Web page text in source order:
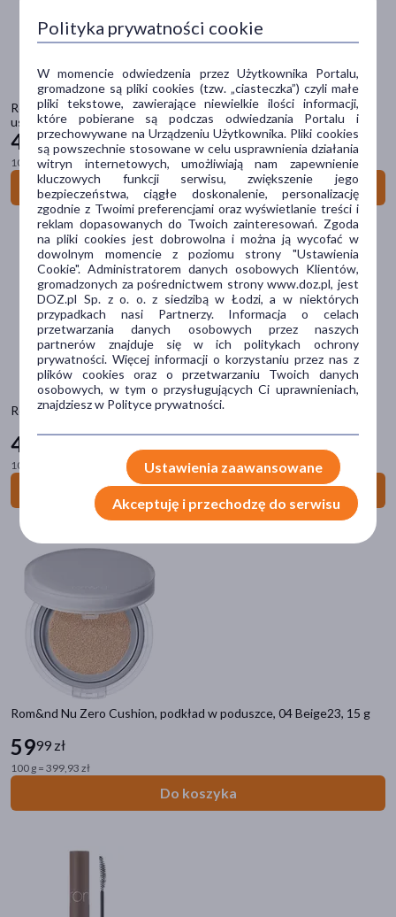
Rom&nd Juicy Lasting Tint, mocno napigmentowany błyszczyk do
ust, 11 Pink Pumpkin, 5,5 g
42 99 zł
100 g = 859,80 zł
Do koszyka
Rom&nd Glasting Color Gloss, błyszczyk do ust, 05 Dim Mauve, 4 g
42
100 g = 1 074,75 zł
Do koszyka
Rom&nd Nu Zero Cushion, podkład w poduszce, 04 Beige23, 15 g
5999 zł
100 g = 399,93 zł
Do koszyka
błyszczyk(30)
pomadka(21)
balsam(12)
puder(8)
tusz (4)
pokaż więcej
Problem
przebarwienia (5)
zaczerwienienie(3)
ochrona przeciwsłoneczna(2)
Główne składniki
dzika róża(12)
olej arganowy
(12)
olej z wiesiołka
kwas hialuronowy(7)
olej z bawełny(4)
Część ciała
skóra(64)
usta(51)
powieki
Dla wegan
Do opalania
Polityka prywatności cookie
W momencie odwiedzenia przez Użytkownika Portalu,
gromadzone są pliki cookies (tzw. „ciasteczka”) czyli małe
pliki tekstowe, zawierające niewielkie ilości informacji,
które pobierane są podczas odwiedzania Portalu i
przechowywane na Urządzeniu Użytkownika. Pliki cookies
są powszechnie stosowane w celu usprawnienia działania
witryn internetowych, umożliwiają nam zapewnienie
kluczowych funkcji serwisu, zwiększenie jego
bezpieczeństwa, ciągłe doskonalenie, personalizację
zgodnie z Twoimi preferencjami oraz wyświetlanie treści i
reklam dopasowanych do Twoich zainteresowań. Zgoda
na pliki cookies jest dobrowolna i można ją wycofać w
dowolnym momencie z poziomu strony "Ustawienia
Cookie". Administratorem danych osobowych Klientów,
gromadzonych za pośrednictwem strony www.doz.pl, jest
DOZ.pl Sp. z o. o. z siedzibą w Łodzi, a w niektórych
przypadkach nasi Partnerzy. Informacja o celach
przetwarzania danych osobowych przez naszych
partnerów znajduje się w ich politykach ochrony
prywatności. Więcej informacji o korzystaniu przez nas z
plików cookies oraz o przetwarzaniu Twoich danych
osobowych, w tym o przysługujących Ci uprawnieniach,
znajdziesz w Polityce prywatności.
Ustawienia zaawansowane
Akceptuję i przechodzę do serwisu